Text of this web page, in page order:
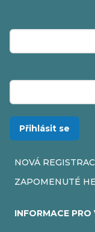
Přihlásit se
NOVÁ
ZAPOMENUTÉ
INFORMACE PRO